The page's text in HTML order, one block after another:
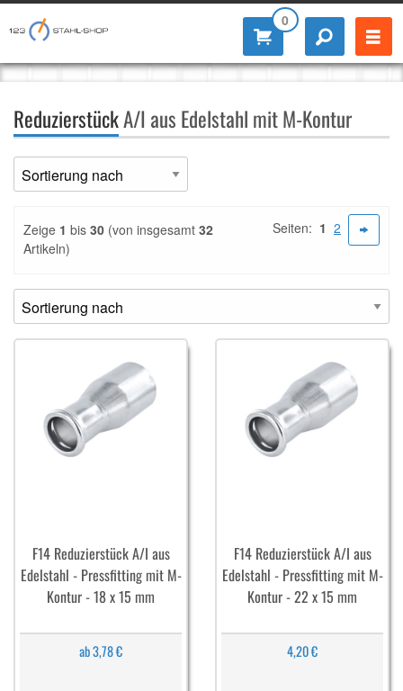
0
ReduzierstückA/I aus Edelstahl mit M-Kontur
Zeige 1 bis 30 (von insgesamt 32
Artikeln)
Seiten: 1 2
F14 Reduzierstück A/I aus
Edelstahl - Pressfitting mit M-
Kontur - 18 x 15 mm
ab 3,78 €
F14 Reduzierstück A/I aus
Edelstahl - Pressfitting mit M-
Kontur - 22 x 15 mm
4,20 €